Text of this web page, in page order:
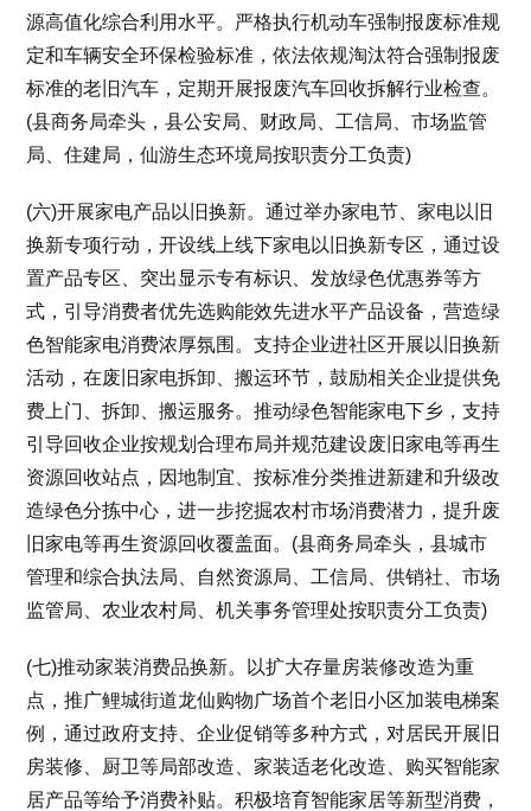
源高值化综合利用水平。严格执行机动车强制报废标准规
定和车辆安全环保检验标准，依法依规淘汰符合强制报废
标准的老旧汽车，定期开展报废汽车回收拆解行业检查。
(县商务局牵头，县公安局、财政局、工信局、市场监管
局、住建局，仙游生态环境局按职责分工负责)
(六)开展家电产品以旧换新。通过举办家电节、家电以旧
换新专项行动，开设线上线下家电以旧换新专区，通过设
置产品专区、突出显示专有标识、发放绿色优惠券等方
式，引导消费者优先选购能效先进水平产品设备，营造绿
色智能家电消费浓厚氛围。支持企业进社区开展以旧换新
活动，在废旧家电拆卸、搬运环节，鼓励相关企业提供免
费上门、拆卸、搬运服务。推动绿色智能家电下乡，支持
引导回收企业按规划合理布局并规范建设废旧家电等再生
资源回收站点，因地制宜、按标准分类推进新建和升级改
造绿色分拣中心，进一步挖掘农村市场消费潜力，提升废
旧家电等再生资源回收覆盖面。(县商务局牵头，县城市
管理和综合执法局、自然资源局、工信局、供销社、市场
监管局、农业农村局、机关事务管理处按职责分工负责)
(七)推动家装消费品换新。以扩大存量房装修改造为重
点，推广鲤城街道龙仙购物广场首个老旧小区加装电梯案
例，通过政府支持、企业促销等多种方式，对居民开展旧
房装修、厨卫等局部改造、家装适老化改造、购买智能家
居产品等给予消费补贴。积极培育智能家居等新型消费，